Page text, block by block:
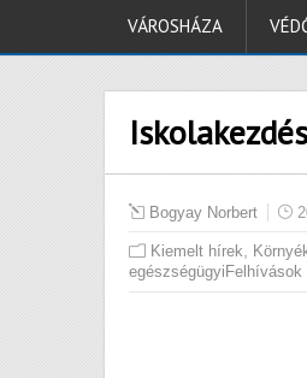
VÁROSHÁZA
Bogyay Norbert
Kiemelt hírek